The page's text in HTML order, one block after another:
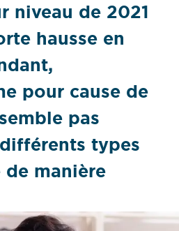
niveau de 2021
hausse en
pour cause de
pas
types
de manière